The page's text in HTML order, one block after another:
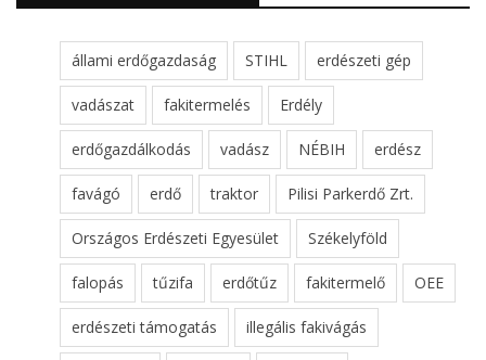
állami erdőgazdaság STIHL erdészeti gép
vadászat fakitermelés Erdély
erdőgazdálkodás vadász NÉBIH erdész
favágó erdő traktor Pilisi Parkerdő Zrt.
Országos Erdészeti Egyesület Székelyföld
falopás tűzifa erdőtűz fakitermelő OEE
erdészeti támogatás illegális fakivágás